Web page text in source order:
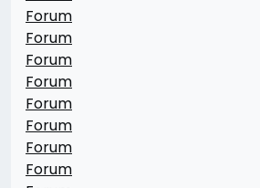
Forum
Forum
Forum
Forum
Forum
Forum
Forum
Forum